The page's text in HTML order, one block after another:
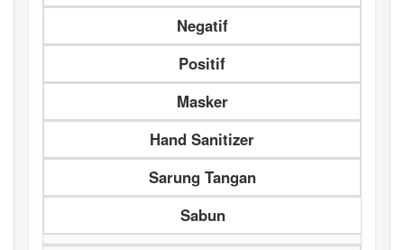
Negatif
Positif
Masker
Hand Sanitizer
Sarung Tangan
Sabun